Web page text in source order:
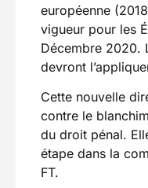
européenne
vigueur pour les
Décembre 2020.
devront
Cette nouvelle
contre le
du droit pénal.
étape dans la
FT.